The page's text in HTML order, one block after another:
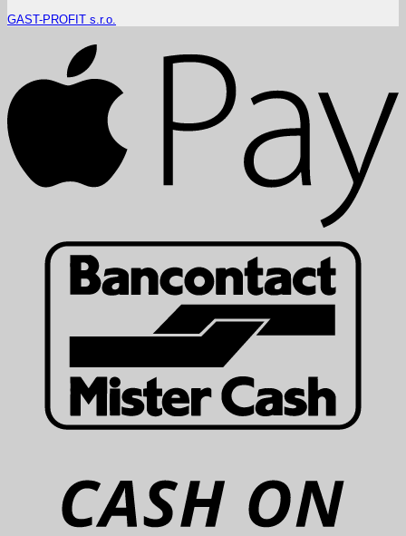
GAST-PROFIT s.r.o.